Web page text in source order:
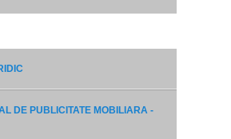
DE PUBLICITATE MOBILIARA -